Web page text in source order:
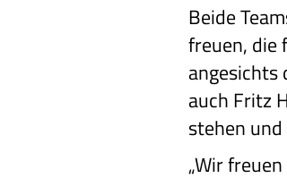
Beide
freuen, die
auch Fritz
stehen
„Wir